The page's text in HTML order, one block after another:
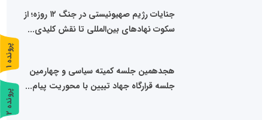
جنایات رژیم صهیونیستی در جنگ ۱۲ روزه؛ از
سکوت نهادهای بین‌المللی تا نقش کلیدی...
هجدهمین جلسه کمیته سیاسی و چهارمین
جلسه قرارگاه جهاد تبیین با محوریت پیام...
پ
ر
و
ن
د
ه
1
پ
ر
و
ن
د
ه
2